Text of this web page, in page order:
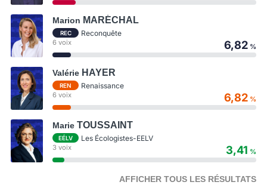
Marion MARÉCHAL
REC Reconquête
6 voix 6,82 %
Valérie HAYER
REN Renaissance
6 voix 6,82 %
Marie TOUSSAINT
EÉLV Les Écologistes-EELV
3 voix 3,41 %
AFFICHER TOUS LES RÉSULTATS